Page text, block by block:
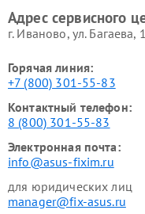
Адрес сервисного
г. Иваново, ул. Багаева,
Горячая линия:
+7 (800) 301-55-83
Контактный телефон:
8 (800) 301-55-83
Электронная почта:
info@asus-fixim.ru
для юридических лиц
manager@fix-asus.ru